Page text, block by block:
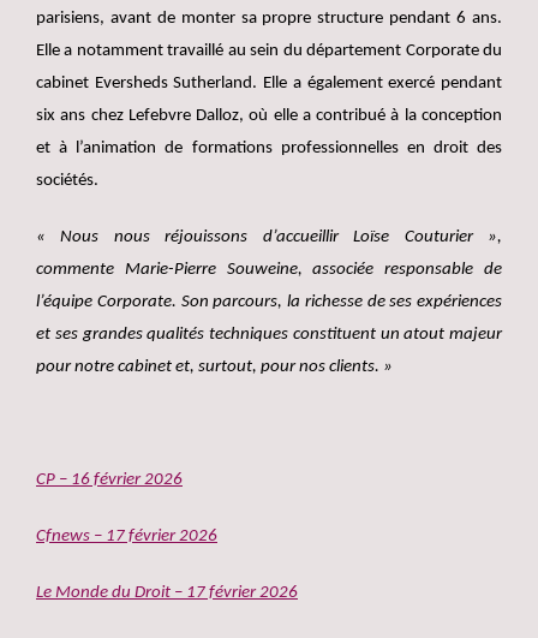
parisiens, avant de monter sa propre structure pendant 6 ans.
Elle a notamment travaillé au sein du département Corporate du
cabinet Eversheds Sutherland. Elle a également exercé pendant
six ans chez Lefebvre Dalloz, où elle a contribué à la conception
et à l’animation de formations professionnelles en droit des
sociétés.
« Nous nous réjouissons d’accueillir Loïse Couturier »,
commente Marie-Pierre Souweine, associée responsable de
l’équipe Corporate. Son parcours, la richesse de ses expériences
et ses grandes qualités techniques constituent un atout majeur
pour notre cabinet et, surtout, pour nos clients. »
CP – 16 février 2026
Cfnews – 17 février 2026
Le Monde du Droit – 17 février 2026